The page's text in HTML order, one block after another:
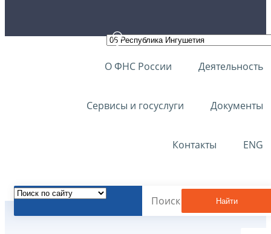
О ФНС России Деятельность
Сервисы и госуслуги Документы
Контакты ENG
Найти